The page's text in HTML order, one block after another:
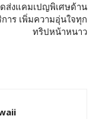
ส่งแคมเปญพิเศษด้าน
การ เพิ่มความอุ่นใจทุก
ทริปหน้าหนาว